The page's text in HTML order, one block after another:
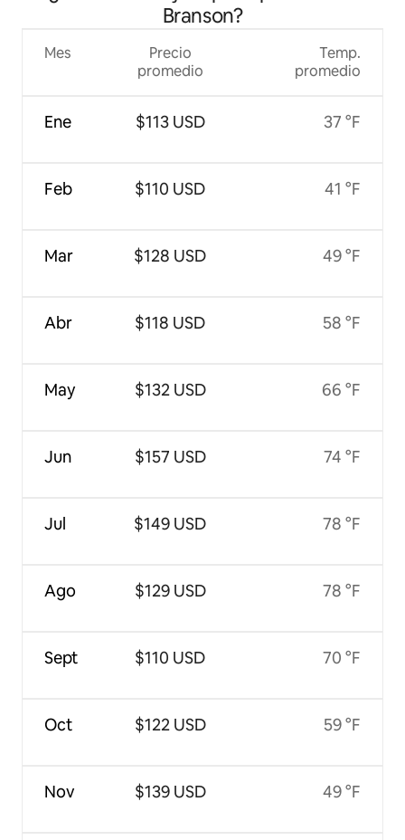
Branson?
Mes
Ene
Feb
Mar
Abr
May
Jun
Jul
Ago
Sept
Oct
Nov
Precio
promedio
$113 USD
$110 USD
$128 USD
$118 USD
$132 USD
$157 USD
$149 USD
$129 USD
$110 USD
$122 USD
$139 USD
Temp.
promedio
37 °F
41 °F
49 °F
58 °F
66 °F
74 °F
78 °F
78 °F
70 °F
59 °F
49 °F